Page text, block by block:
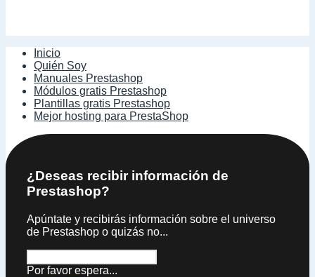
Inicio
Quién Soy
Manuales Prestashop
Módulos gratis Prestashop
Plantillas gratis Prestashop
Mejor hosting para PrestaShop
¿Deseas recibir información de
Prestashop?
Apúntate y recibirás información sobre el universo
de Prestashop o quizás no...
Por favor espera...